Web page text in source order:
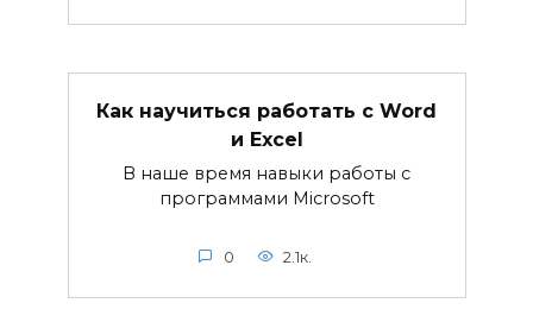
Как научиться работать с Word
и Excel
В наше время навыки работы с
программами Microsoft
0 2.1к.